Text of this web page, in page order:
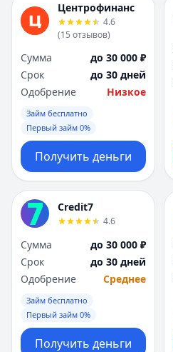
Центрофинанс
4.6
(15 отзывов)
Сумма
до 30 000 ₽
Срок
до 30 дней
Одобрение
Низкое
Займ бесплатно
Первый займ 0%
Получить деньги
Credit7
4.6
Сумма
до 30 000 ₽
Срок
до 30 дней
Одобрение
Среднее
Займ бесплатно
Первый займ 0%
Получить деньги